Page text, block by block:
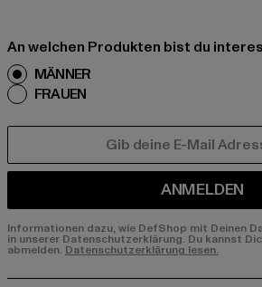
An welchen Produkten bist du
MÄNNER
FRAUEN
ANMELDEN
Informationen dazu, wie DefShop mit Deinen
in unserer Datenschutzerklärung. Du kannst
abmelden. Datenschutzerklärung lesen.